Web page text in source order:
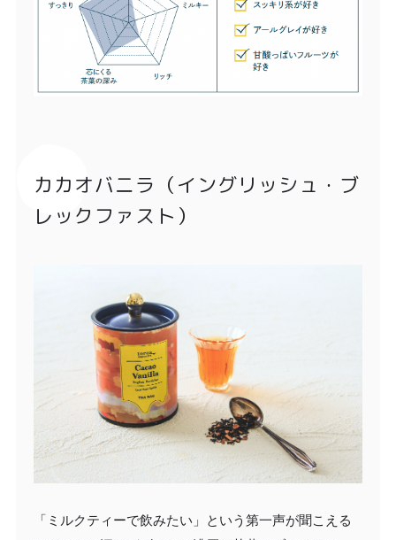
カカオバニラ（イングリッシュ・ブ
レックファスト）
「ミルクティーで飲みたい」という第一声が聞こえる